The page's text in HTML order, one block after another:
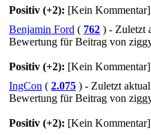
Positiv (+2): [Kein Kommentar]
Benjamin Ford ( 762 ) - Zuletzt
Bewertung für Beitrag von
Positiv (+2): [Kein Kommentar]
IngCon ( 2.075 ) - Zuletzt
Bewertung für Beitrag von
Positiv (+2): [Kein Kommentar]